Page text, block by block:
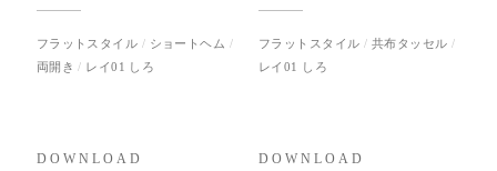
フラットスタイル
ショートヘム
両開き
レイ01 しろ
DOWNLOAD
フラットスタイル
共布タッセル
レイ01 しろ
DOWNLOAD